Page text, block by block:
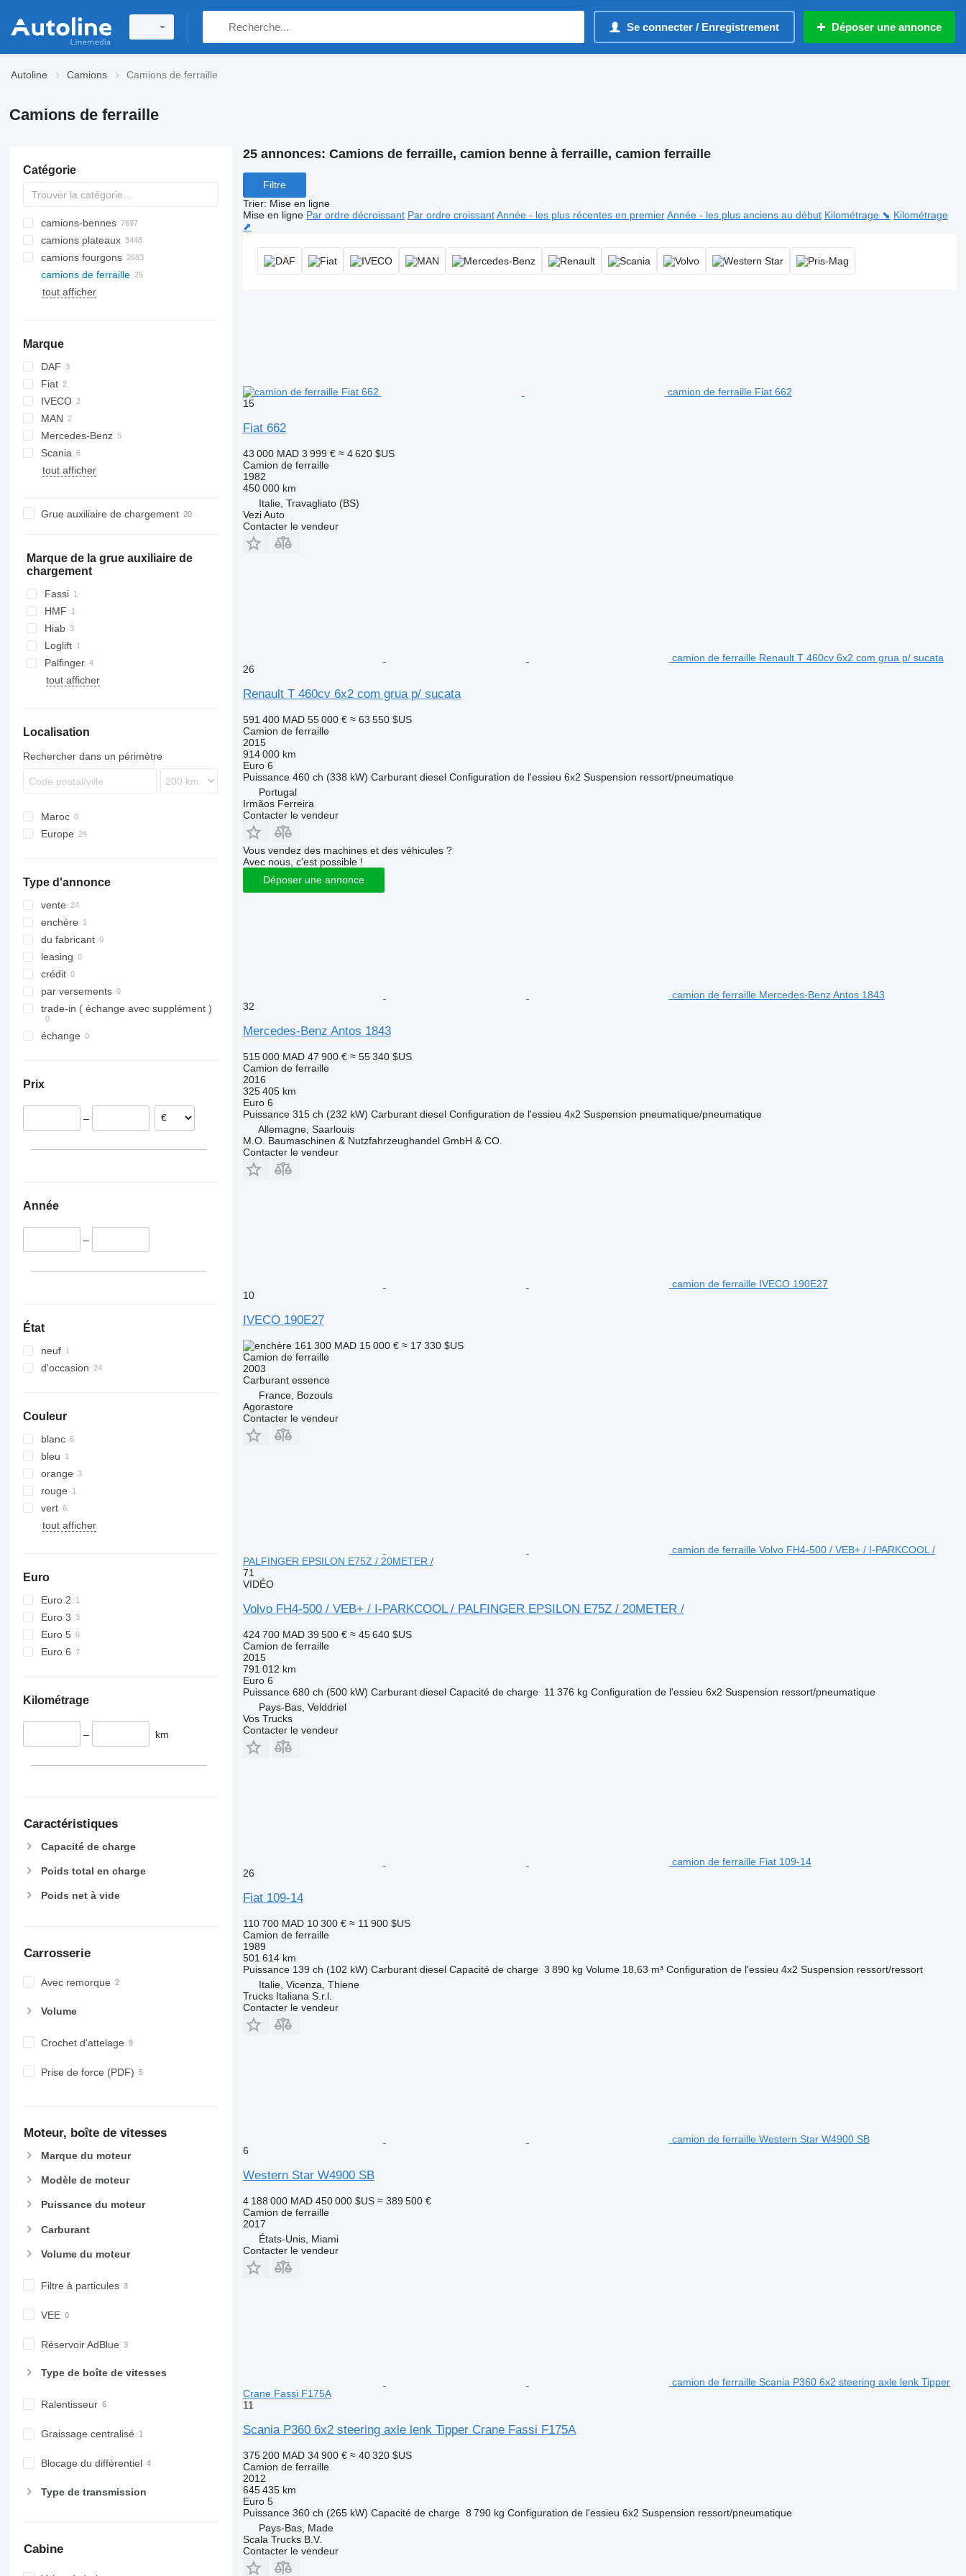
Se connecter / Enregistrement Déposer une annonce
Autoline Camions Camions de ferraille
Camions de ferraille
Catégorie
camions-bennes
camions plateaux
camions fourgons
camions de ferraille
tout afficher
Marque
DAF
CF
XF
Fiat
IVECO
Eurotrakker
MAN
TGL
Mercedes-Benz
Actros
Antos
Premium
T-series
Scania
G-series
FH
4900
tout afficher
Grue auxiliaire de chargement
Marque de la grue auxiliaire de
chargement
Fassi
HMF
Hiab
Loglift
Palfinger
tout afficher
Localisation
Rechercher dans un périmètre
Maroc
Europe
Italie
Hongrie
République tchèque
France
Finlande
tout afficher
Type d'annonce
vente
enchère
du fabricant
leasing
crédit
par versements
trade-in ( échange avec supplément )
échange
Prix
–
Année
–
État
neuf
d'occasion
Couleur
blanc
bleu
orange
rouge
vert
tout afficher
Euro
Euro 2
Euro 3
Euro 5
Euro 6
Kilométrage
– km
Caractéristiques
Capacité de charge
Poids total en charge
Poids net à vide
Carrosserie
Avec remorque
Volume
Crochet d'attelage
Prise de force (PDF)
Moteur, boîte de vitesses
Marque du moteur
Modèle de moteur
Puissance du moteur
Carburant
Volume du moteur
Filtre à particules
VEE
Réservoir AdBlue
Type de boîte de vitesses
Ralentisseur
Graissage centralisé
Blocage du différentiel
Type de transmission
Cabine
25 annonces: Camions de ferraille, camion benne à ferraille, camion ferraille
Filtre
Trier: Mise en ligne
Mise en ligne Par ordre décroissant Par ordre croissant Année - les plus récentes en premier Année - les plus anciens au début Kilométrage ⬊ Kilométrage
⬈
camion de ferraille Fiat 662
15
Fiat 662
43 000 MAD 3 999 € ≈ 4 620 $US
Camion de ferraille
1982
450 000 km
Italie, Travagliato (BS)
Vezi Auto
Contacter le vendeur
camion de ferraille Renault T 460cv 6x2 com grua p/ sucata
26
Renault T 460cv 6x2 com grua p/ sucata
591 400 MAD 55 000 € ≈ 63 550 $US
Camion de ferraille
2015
914 000 km
Euro 6
Puissance 460 ch (338 kW) Carburant diesel Configuration de l'essieu 6x2 Suspension ressort/pneumatique
Portugal
Irmãos Ferreira
Contacter le vendeur
Vous vendez des machines et des véhicules ?
Avec nous, c'est possible !
Déposer une annonce
camion de ferraille Mercedes-Benz Antos 1843
32
Mercedes-Benz Antos 1843
515 000 MAD 47 900 € ≈ 55 340 $US
Camion de ferraille
2016
325 405 km
Euro 6
Puissance 315 ch (232 kW) Carburant diesel Configuration de l'essieu 4x2 Suspension pneumatique/pneumatique
Allemagne, Saarlouis
M.O. Baumaschinen & Nutzfahrzeughandel GmbH & CO.
Contacter le vendeur
camion de ferraille IVECO 190E27
10
IVECO 190E27
161 300 MAD 15 000 € ≈ 17 330 $US
Camion de ferraille
2003
Carburant essence
France, Bozouls
Agorastore
Contacter le vendeur
camion de ferraille Volvo FH4-500 / VEB+ / I-PARKCOOL /
PALFINGER EPSILON E75Z / 20METER /
71
VIDÉO
Volvo FH4-500 / VEB+ / I-PARKCOOL / PALFINGER EPSILON E75Z / 20METER /
424 700 MAD 39 500 € ≈ 45 640 $US
Camion de ferraille
2015
791 012 km
Euro 6
Puissance 680 ch (500 kW) Carburant diesel Capacité de charge 11 376 kg Configuration de l'essieu 6x2 Suspension ressort/pneumatique
Pays-Bas, Velddriel
Vos Trucks
Contacter le vendeur
camion de ferraille Fiat 109-14
26
Fiat 109-14
110 700 MAD 10 300 € ≈ 11 900 $US
Camion de ferraille
1989
501 614 km
Puissance 139 ch (102 kW) Carburant diesel Capacité de charge 3 890 kg Volume 18,63 m³ Configuration de l'essieu 4x2 Suspension ressort/ressort
Italie, Vicenza, Thiene
Trucks Italiana S.r.l.
Contacter le vendeur
camion de ferraille Western Star W4900 SB
6
Western Star W4900 SB
4 188 000 MAD 450 000 $US ≈ 389 500 €
Camion de ferraille
2017
États-Unis, Miami
Contacter le vendeur
camion de ferraille Scania P360 6x2 steering axle lenk Tipper
Crane Fassi F175A
11
Scania P360 6x2 steering axle lenk Tipper Crane Fassi F175A
375 200 MAD 34 900 € ≈ 40 320 $US
Camion de ferraille
2012
645 435 km
Euro 5
Puissance 360 ch (265 kW) Capacité de charge 8 790 kg Configuration de l'essieu 6x2 Suspension ressort/pneumatique
Pays-Bas, Made
Scala Trucks B.V.
Contacter le vendeur